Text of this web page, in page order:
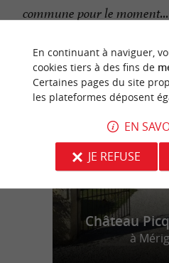
commune pour le moment...
Château
à
En continuant à naviguer,
cookies tiers à des fins de
Certaines pages du site
les plateformes déposent
EN
JE REFUSE